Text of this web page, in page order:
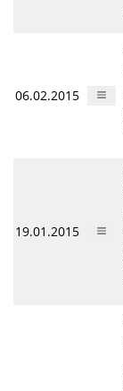
06.02.2015
19.01.2015